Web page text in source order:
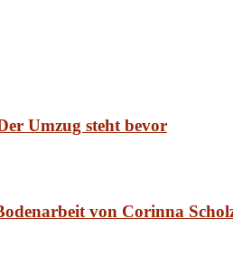
Umzug steht bevor
von Corinna